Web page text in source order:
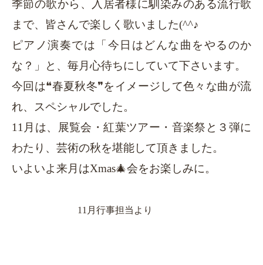
季節の歌から、入居者様に馴染みのある流行歌
まで、皆さんで楽しく歌いました(^^♪
ピアノ演奏では「今日はどんな曲をやるのか
な？」と、毎月心待ちにしていて下さいます。
今回は❝春夏秋冬❞をイメージして色々な曲が流
れ、スペシャルでした。
11月は、展覧会・紅葉ツアー・音楽祭と３弾に
わたり、芸術の秋を堪能して頂きました。
いよいよ来月はXmas🎄会をお楽しみに。
11月行事担当より